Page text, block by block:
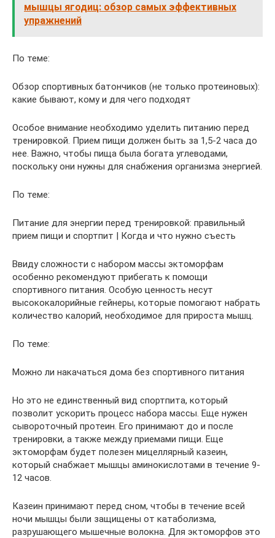
мышцы ягодиц: обзор самых эффективных
упражнений
По теме:
Обзор спортивных батончиков (не только протеиновых):
какие бывают, кому и для чего подходят
Особое внимание необходимо уделить питанию перед
тренировкой. Прием пищи должен быть за 1,5-2 часа до
нее. Важно, чтобы пища была богата углеводами,
поскольку они нужны для снабжения организма энергией.
По теме:
Питание для энергии перед тренировкой: правильный
прием пищи и спортпит | Когда и что нужно съесть
Ввиду сложности с набором массы эктоморфам
особенно рекомендуют прибегать к помощи
спортивного питания. Особую ценность несут
высококалорийные гейнеры, которые помогают набрать
количество калорий, необходимое для прироста мышц.
По теме:
Можно ли накачаться дома без спортивного питания
Но это не единственный вид спортпита, который
позволит ускорить процесс набора массы. Еще нужен
сывороточный протеин. Его принимают до и после
тренировки, а также между приемами пищи. Еще
эктоморфам будет полезен мицеллярный казеин,
который снабжает мышцы аминокислотами в течение 9-
12 часов.
Казеин принимают перед сном, чтобы в течение всей
ночи мышцы были защищены от катаболизма,
разрушающего мышечные волокна. Для эктоморфов это